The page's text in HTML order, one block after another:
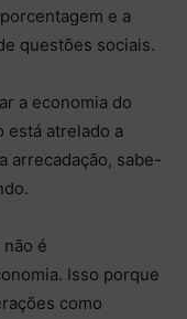
e a
questões sociais.
a economia do
está atrelado a
arrecadação, sabe-
é
Isso porque
como